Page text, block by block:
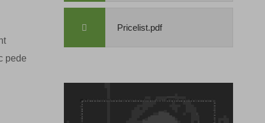
pede
Pricelist.pdf